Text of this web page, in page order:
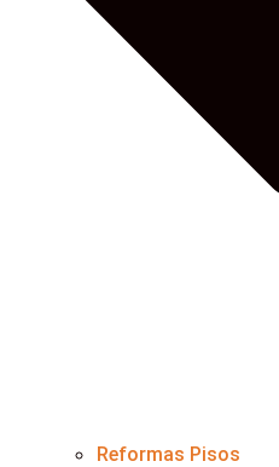
Reformas Pisos